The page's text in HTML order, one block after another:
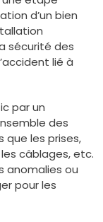
d’un bien
sécurité des
lié à
par un
des
les prises,
câblages, etc.
anomalies ou
pour les